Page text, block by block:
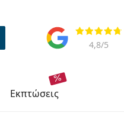
Αξιολογήσεις
4,8/5
εκπτώσεις